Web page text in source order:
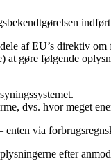
af EU’s direktiv
at gøre følgende
dvs. hvor meget
via
efter